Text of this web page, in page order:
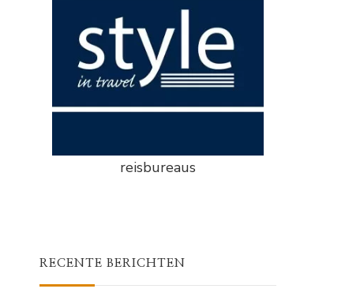
reisbureaus
RECENTE BERICHTEN